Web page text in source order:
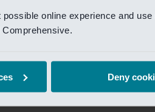
online experience and
Deny
is